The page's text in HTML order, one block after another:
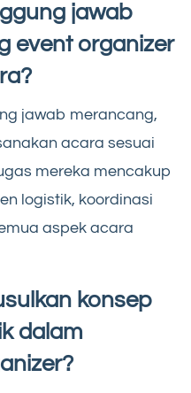
jawab
event organizer
jawab merancang,
acara sesuai
mereka mencakup
logistik, koordinasi
aspek acara
konsep
dalam